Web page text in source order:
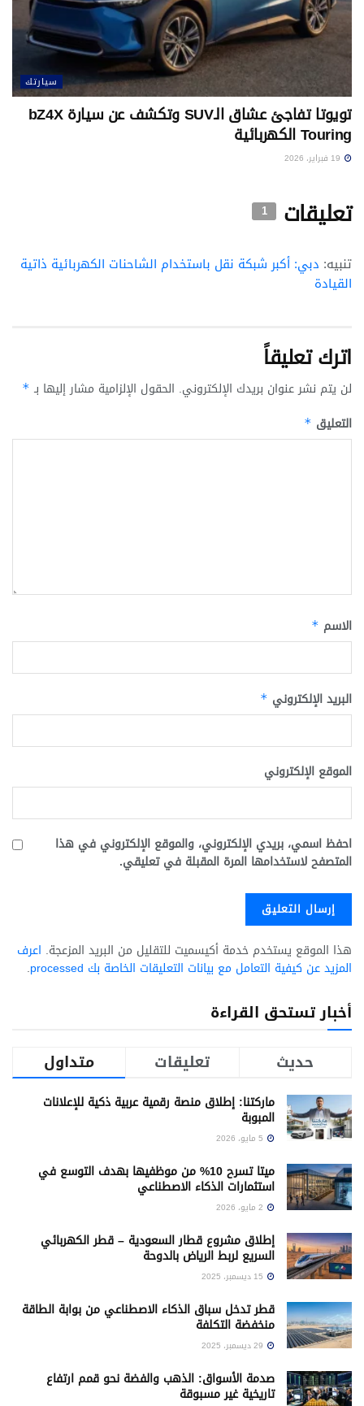
سيارتك
تويوتا تفاجئ عشاق الـSUV وتكشف عن سيارة bZ4X
Touring الكهربائية
تعليقات 1
تنبيه: دبي: أكبر شبكة نقل باستخدام الشاحنات الكهربائية ذاتية
القيادة
اترك تعليقاً
لن يتم نشر عنوان بريدك الإلكتروني. الحقول الإلزامية مشار إليها بـ *
التعليق *
الاسم *
البريد الإلكتروني *
الموقع الإلكتروني
احفظ اسمي، بريدي الإلكتروني، والموقع الإلكتروني في هذا
المتصفح لاستخدامها المرة المقبلة في تعليقي.
هذا الموقع يستخدم خدمة أكيسميت للتقليل من البريد المزعجة. اعرف
المزيد عن كيفية التعامل مع بيانات التعليقات الخاصة بك processed
.
أخبار تستحق القراءة
متداول
تعليقات حديث
ماركتنا: إطلاق منصة رقمية عربية ذكية للإعلانات
المبوبة
ميتا تسرح 10% من موظفيها بهدف التوسع في
استثمارات الذكاء الاصطناعي
إطلاق مشروع قطار السعودية – قطر الكهربائي
السريع لربط الرياض بالدوحة
قطر تدخل سباق الذكاء الاصطناعي من بوابة الطاقة
منخفضة التكلفة
صدمة الأسواق: الذهب والفضة نحو قمم ارتفاع
تاريخية غير مسبوقة